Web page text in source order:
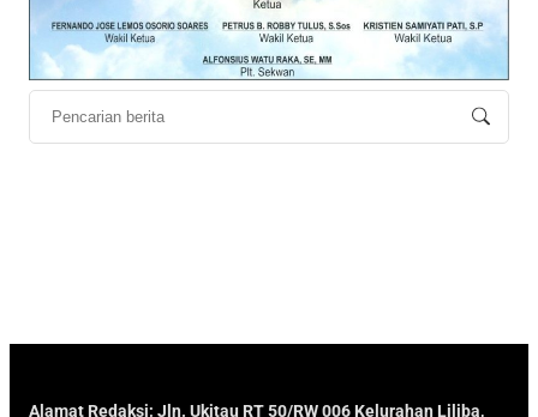
Alamat Redaksi; Jln. Ukitau RT 50/RW 006 Kelurahan Liliba,